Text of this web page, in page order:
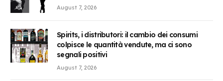
August 7, 2026
Spirits, i distributori: il cambio dei consumi
colpisce le quantità vendute, ma ci sono
segnali positivi
August 7, 2026